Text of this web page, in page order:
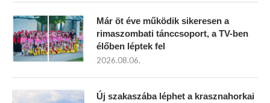
Már öt éve működik sikeresen a
rimaszombati tánccsoport, a TV-ben
élőben léptek fel
2026.08.06.
Új szakaszába léphet a krasznahorkai